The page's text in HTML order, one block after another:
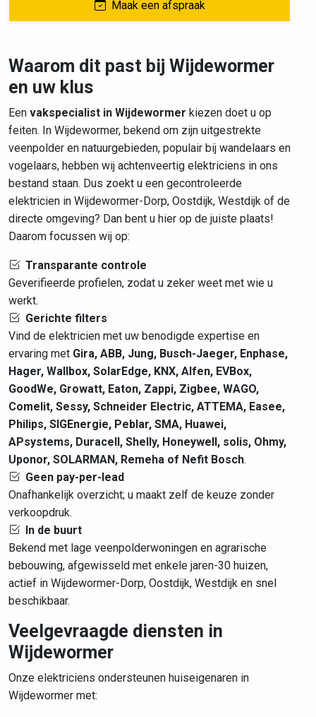
Maak een afspraak
Waarom dit past bij Wijdewormer
en uw klus
Een vakspecialist in Wijdewormer kiezen doet u op
feiten. In Wijdewormer, bekend om zijn uitgestrekte
veenpolder en natuurgebieden, populair bij wandelaars en
vogelaars, hebben wij achtenveertig elektriciens in ons
bestand staan. Dus zoekt u een gecontroleerde
elektricien in Wijdewormer-Dorp, Oostdijk, Westdijk of de
directe omgeving? Dan bent u hier op de juiste plaats!
Daarom focussen wij op:
Transparante controle
Geverifieerde profielen, zodat u zeker weet met wie u
werkt.
Gerichte filters
Vind de elektricien met uw benodigde expertise en
ervaring met Gira, ABB, Jung, Busch-Jaeger, Enphase,
Hager, Wallbox, SolarEdge, KNX, Alfen, EVBox,
GoodWe, Growatt, Eaton, Zappi, Zigbee, WAGO,
Comelit, Sessy, Schneider Electric, ATTEMA, Easee,
Philips, SIGEnergie, Peblar, SMA, Huawei,
APsystems, Duracell, Shelly, Honeywell, solis, Ohmy,
Uponor, SOLARMAN, Remeha of Nefit Bosch.
Geen pay-per-lead
Onafhankelijk overzicht; u maakt zelf de keuze zonder
verkoopdruk.
In de buurt
Bekend met lage veenpolderwoningen en agrarische
bebouwing, afgewisseld met enkele jaren-30 huizen,
actief in Wijdewormer-Dorp, Oostdijk, Westdijk en snel
beschikbaar.
Veelgevraagde diensten in
Wijdewormer
Onze elektriciens ondersteunen huiseigenaren in
Wijdewormer met: